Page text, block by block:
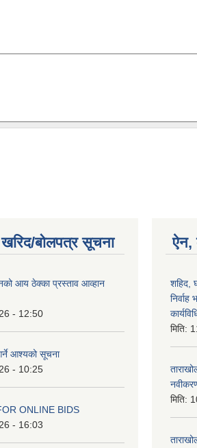
खरिद/बोलपत्र सूचना
आय ठेक्का प्रस्ताव आव्हान
- 12:50
आश्यको सूचना
- 10:25
ONLINE BIDS
- 16:03
ऐन,
शहिद,
मिति:
मिति: